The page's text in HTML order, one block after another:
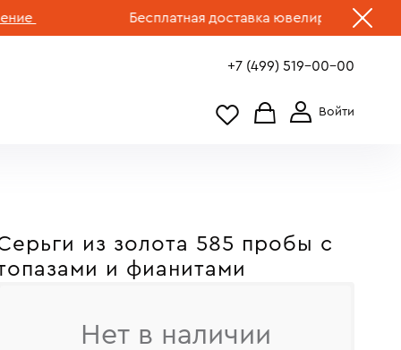
Бесплатная доставка ювелирных изделий по
+7 (499) 519-00-00
из золота 585 пробы c
и фианитами
Нет в наличии